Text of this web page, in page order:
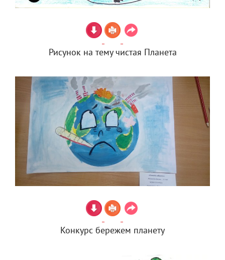
Рисунок на тему чистая Планета
Конкурс бережем планету